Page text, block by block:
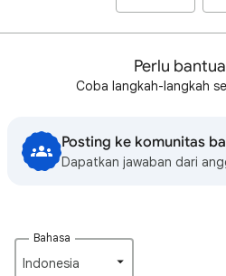
Perlu
Coba langkah-langkah
Posting ke komunitas
Dapatkan jawaban dari
Bahasa
Indonesia‎